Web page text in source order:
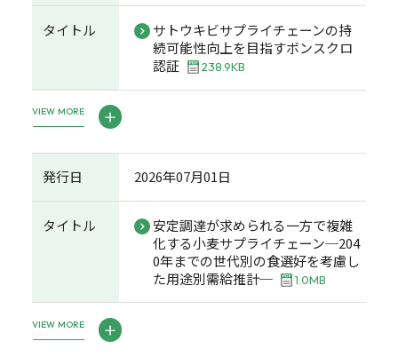
タイトル
サトウキビサプライチェーンの持
続可能性向上を目指すボンスクロ
認証
238.9KB
VIEW MORE
発行日 2026年07月01日
タイトル
安定調達が求められる一方で複雑
化する小麦サプライチェーン─204
0年までの世代別の食選好を考慮し
た用途別需給推計─
1.0MB
VIEW MORE